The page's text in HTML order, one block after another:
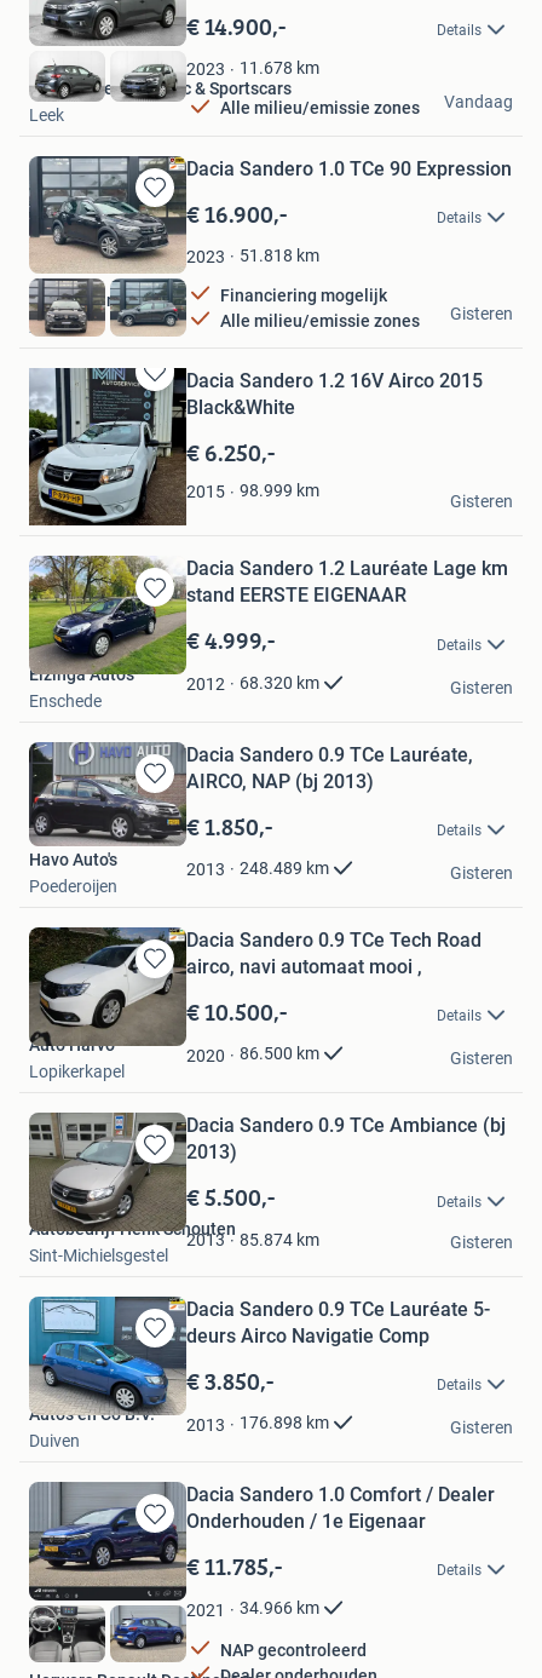
in
Mijn
Favorieten
€ 14.900,- Details
2023 11.678 km
Alle milieu/emissie zones
Hofman Leek Classic & Sportscars
Leek
Vandaag
Bewaren
in
Mijn
Favorieten
Dacia Sandero 1.0 TCe 90 Expression
€ 16.900,- Details
2023 51.818 km
Financiering mogelijk
Alle milieu/emissie zones
Auto Heitink
Zeddam
Gisteren
Bewaren
in
Mijn
Favorieten
Dacia Sandero 1.2 16V Airco 2015
Black&White
€ 6.250,-
2015 98.999 km
MN Autoservice
Nuth
Gisteren
Bewaren
in
Mijn
Favorieten
Dacia Sandero 1.2 Lauréate Lage km
stand EERSTE EIGENAAR
€ 4.999,- Details
2012 68.320 km
Elzinga Auto's
Enschede
Gisteren
Bewaren
in
Mijn
Favorieten
Dacia Sandero 0.9 TCe Lauréate,
AIRCO, NAP (bj 2013)
€ 1.850,- Details
2013 248.489 km
Havo Auto's
Poederoijen
Gisteren
Bewaren
in
Favorieten
Dacia Sandero 0.9 TCe Tech Road
airco, navi automaat mooi ,
€ 10.500,- Details
2020 86.500 km
Auto Harvo
Lopikerkapel
Gisteren
Bewaren
in
Mijn
Favorieten
Dacia Sandero 0.9 TCe Ambiance (bj
2013)
€ 5.500,- Details
2013 85.874 km
Autobedrijf Henk Schouten
Sint-Michielsgestel
Gisteren
Bewaren
in
Mijn
Favorieten
Dacia Sandero 0.9 TCe Lauréate 5-
deurs Airco Navigatie Comp
€ 3.850,- Details
2013 176.898 km
Auto's en Co B.V.
Duiven
Gisteren
Bewaren
in
Mijn
Favorieten
Dacia Sandero 1.0 Comfort / Dealer
Onderhouden / 1e Eigenaar
€ 11.785,- Details
2021 34.966 km
NAP gecontroleerd